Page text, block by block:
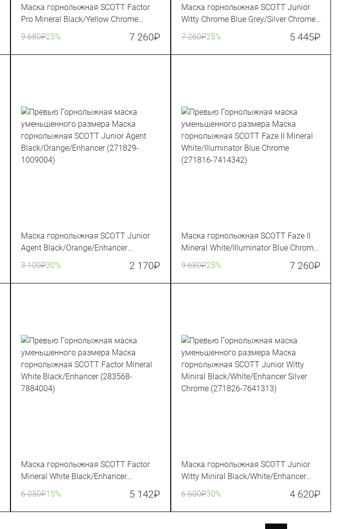
Маска горнолыжная SCOTT Factor
Pro Mineral Black/Yellow Chrome
(283567-7413335)
9 680₽25% 7 260₽
Маска горнолыжная SCOTT Junior
Witty Chrome Blue Grey/Silver Chrome
(271826-1099313)
7 260₽25% 5 445₽
Маска горнолыжная SCOTT Junior
Agent Black/Orange/Enhancer
(271829-1009004)
3 100₽30% 2 170₽
Маска горнолыжная SCOTT Faze II
Mineral White/Illuminator Blue Chrome
(271816-7414342)
9 680₽25% 7 260₽
Маска горнолыжная SCOTT Factor
Mineral White Black/Enhancer
(283568-7884004)
6 050₽15% 5 142₽
Маска горнолыжная SCOTT Junior
Witty Miniral Black/White/Enhancer
Silver Chrome (271826-7641313)
6 600₽30% 4 620₽